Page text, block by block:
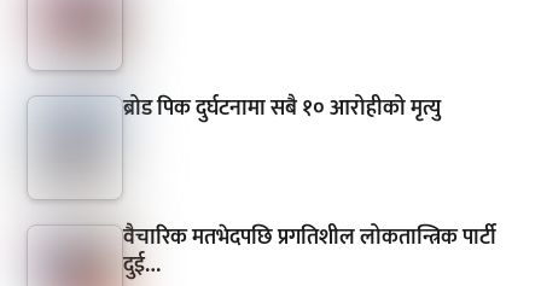
ब्रोड पिक दुर्घटनामा सबै १० आरोहीको मृत्यु
वैचारिक मतभेदपछि प्रगतिशील लोकतान्त्रिक पार्टी
दुई…